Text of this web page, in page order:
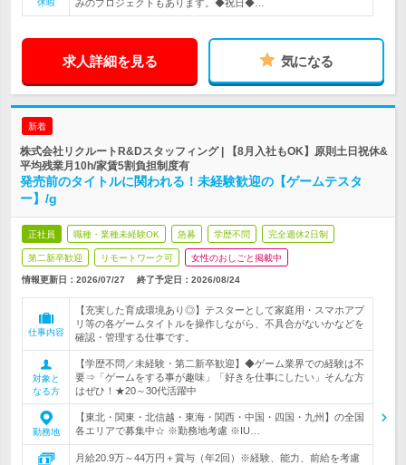
休暇
みのプロジェクトもあります。◆祝日◆…
求人詳細を見る 気になる
新着
株式会社リクルートR&Dスタッフィング | 【8月入社もOK】原則土日祝休&
平均残業月10h/家賃5割負担制度有
発売前のタイトルに関われる！未経験歓迎の【ゲームテスタ
ー】/g
正社員 職種・業種未経験OK 急募 学歴不問 完全週休2日制
第二新卒歓迎 リモートワーク可 女性のおしごと掲載中
情報更新日：2026/07/27 終了予定日： 2026/08/24
仕事内容
【充実した育成環境あり◎】テスターとして家庭用・スマホアプ
リ等の各ゲームタイトルを操作しながら、不具合がないかなどを
確認・管理する仕事です。
対象と
なる方
【学歴不問／未経験・第二新卒歓迎】◆ゲーム業界での経験は不
要⇒「ゲームをする事が趣味」「好きを仕事にしたい」そんな方
はぜひ！★20～30代活躍中
勤務地
【東北・関東・北信越・東海・関西・中国・四国・九州】の全国
各エリアで募集中☆ ※勤務地考慮 ※IU…
月給20.9万～44万円＋賞与（年2回）※経験、能力、前給を考慮